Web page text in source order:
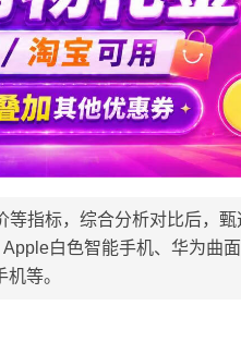
指标，综合分析对比后，
白色智能手机、华为曲
等。